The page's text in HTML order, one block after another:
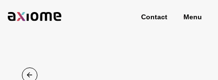
Contact Menu